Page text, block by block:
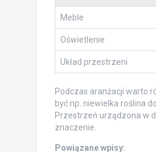
Meble
Oświetlenie
Układ przestrzeni
Podczas aranżacji warto
być np. niewielka roślina
Przestrzeń urządzona w
znaczenie.
Powiązane wpisy: